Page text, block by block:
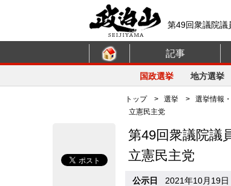
第49回衆議院議
記事
国政選挙 地方選挙
トップ> 選挙 > 選挙情報
立憲民主党
第49回衆議院議
立憲民主党
公示日 2021年10月19日